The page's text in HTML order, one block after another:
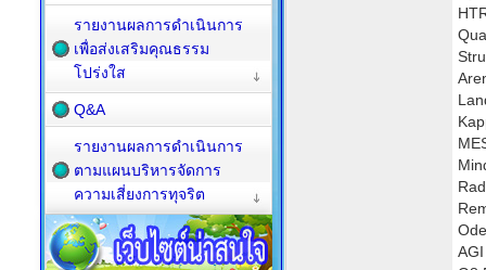
รายงานผลการดำเนินการ
เพื่อส่งเสริมคุณธรรม
โปร่งใส
Q&A
รายงานผลการดำเนินการ
ตามแผนบริหารจัดการ
ความเสี่ยงการทุจริต